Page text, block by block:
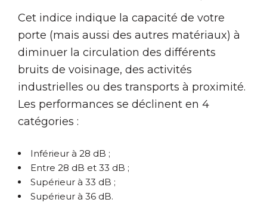
Cet indice indique la capacité de votre
porte (mais aussi des autres matériaux) à
diminuer la circulation des différents
bruits de voisinage, des activités
industrielles ou des transports à proximité.
Les performances se déclinent en 4
catégories :
Inférieur à 28 dB ;
Entre 28 dB et 33 dB ;
Supérieur à 33 dB ;
Supérieur à 36 dB.